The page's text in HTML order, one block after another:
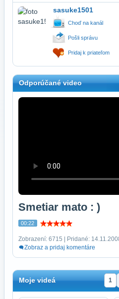
sasuke1501
Choď na kanál
Pošli správu
Pridaj k priateľom
Odporúčané video
Smetiar mato : )
00:22
Zobrazení: 6715 | Pridané:
Zobraz a pridaj komentáre
Moje videá 1